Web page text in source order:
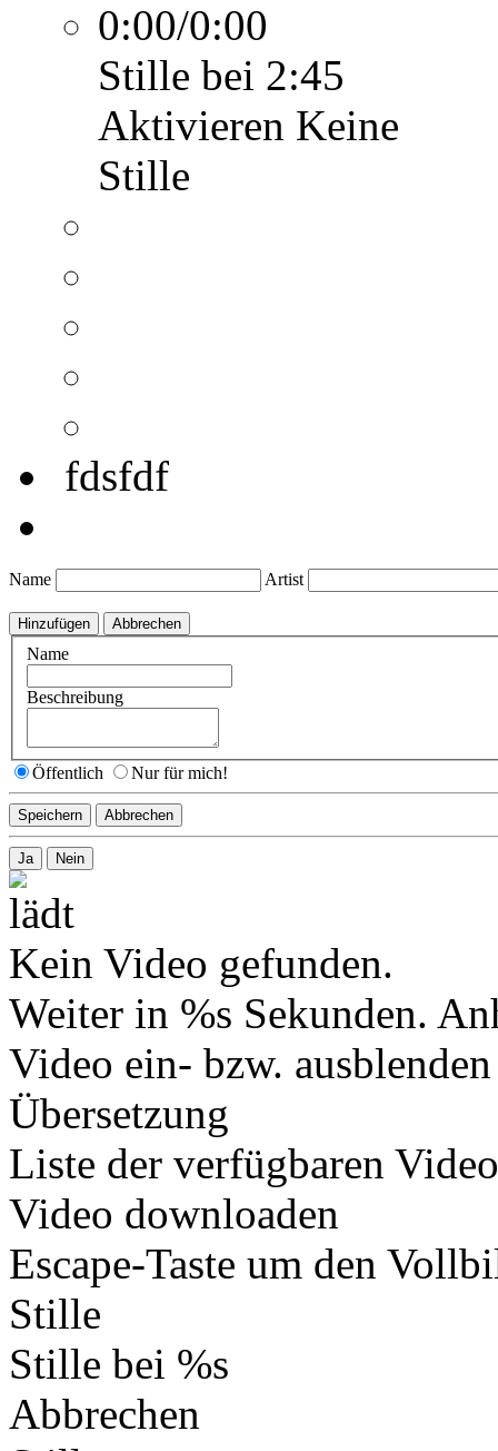
0:00/0:00
Stille bei 2:45
Aktivieren Keine
Stille
fdsfdf
Name Artist
Name
Beschreibung
Öffentlich Nur für mich!
Kein Video gefunden.
Weiter in %s Sekunden.
Video ein- bzw. ausblenden
Übersetzung
Liste der verfügbaren
Video downloaden
Escape-Taste um den
Stille
Stille bei %s
Abbrechen